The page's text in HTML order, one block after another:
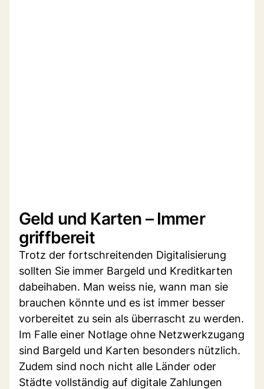
Geld und Karten – Immer
griffbereit
Trotz der fortschreitenden Digitalisierung
sollten Sie immer Bargeld und Kreditkarten
dabeihaben. Man weiss nie, wann man sie
brauchen könnte und es ist immer besser
vorbereitet zu sein als überrascht zu werden.
Im Falle einer Notlage ohne Netzwerkzugang
sind Bargeld und Karten besonders nützlich.
Zudem sind noch nicht alle Länder oder
Städte vollständig auf digitale Zahlungen